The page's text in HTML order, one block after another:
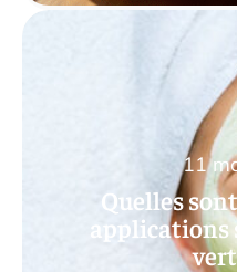
Quelles
applications
11